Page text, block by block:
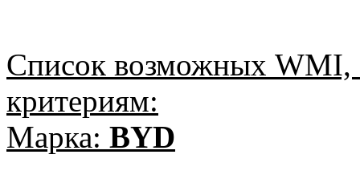
Список возможных
критериям:
Марка: BYD